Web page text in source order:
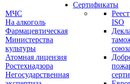
МЧС
На алкоголь
Фармацевтическая
Министерства
культуры
Атомная лицензия
Ростехнадзора
Негосударственная
Сертификаты
ISO
союза